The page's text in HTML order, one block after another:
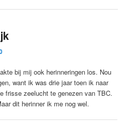
bij mij ook herinneringen los. Nou
want ik was drie jaar toen ik naar
frisse zeelucht te genezen van TBC.
dit herinner ik me nog wel.